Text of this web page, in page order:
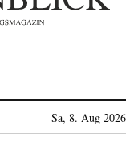
Sa, 8. Aug 2026